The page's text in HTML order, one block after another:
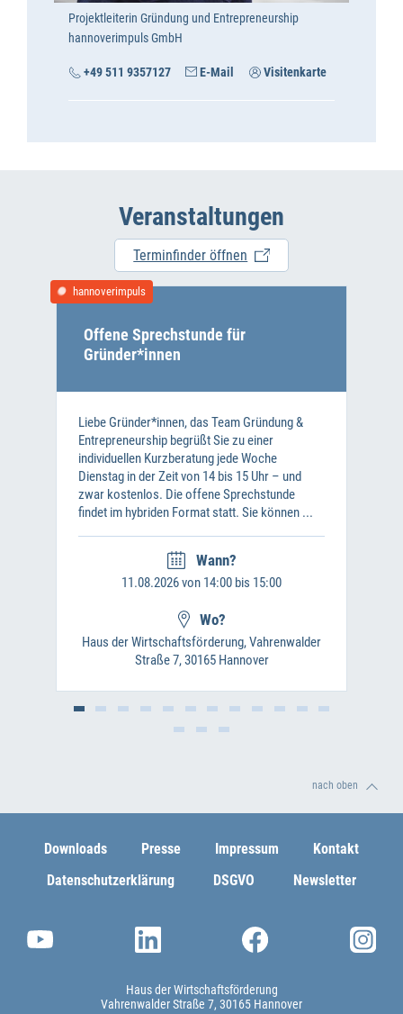
Projektleiterin Gründung und Entrepreneurship
hannoverimpuls GmbH
+49 511 9357127 E-Mail Visitenkarte
Veranstaltungen
Terminfinder öffnen
hannoverimpuls
Offene Sprechstunde für
Gründer*innen
Liebe Gründer*innen, das Team Gründung &
Entrepreneurship begrüßt Sie zu einer
individuellen Kurzberatung jede Woche
Dienstag in der Zeit von 14 bis 15 Uhr – und
zwar kostenlos. Die offene Sprechstunde
findet im hybriden Format statt. Sie können ...
Wann?
11.08.2026 von 14:00 bis 15:00
Wo?
Haus der Wirtschaftsförderung, Vahrenwalder
Straße 7, 30165 Hannover
nach oben
Downloads Presse Impressum
Kontakt
Datenschutzerklärung
DSGVO Newsletter
Haus der Wirtschaftsförderung
Vahrenwalder Straße 7 30165 Hannover